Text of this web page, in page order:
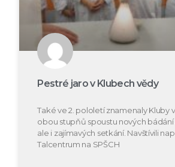
Pestré jaro v Klubech vědy
Také ve 2. pololetí znamenaly Kluby
obou stupňů spoustu nových bádání
ale i zajímavých setkání. Navštívili
Talcentrum na SPŠCH